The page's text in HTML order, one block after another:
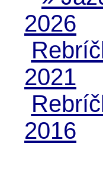
2026
2021
2016